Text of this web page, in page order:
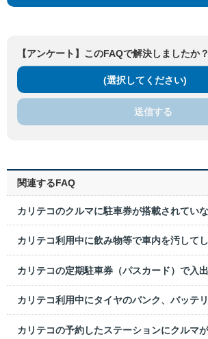
【アンケート】このFAQで解決しましたか？
(選択してください)
送信する
関連するFAQ